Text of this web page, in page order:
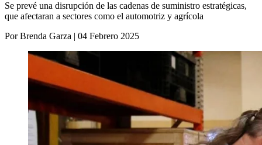
Se prevé una disrupción de las cadenas de suministro estratégicas,
que afectaran a sectores como el automotriz y agrícola
Por Brenda Garza | 04 Febrero 2025